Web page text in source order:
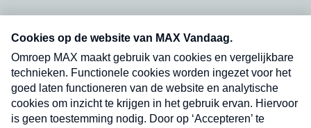
nieuwsbrief. Elke vrijdag- en dinsdagochtend in
uw mailbox.
Verzend